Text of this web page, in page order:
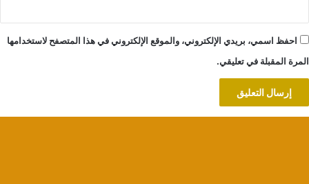
احفظ اسمي، بريدي الإلكتروني، والموقع الإلكتروني في هذا المتصفح لاستخدامها
المرة المقبلة في تعليقي.